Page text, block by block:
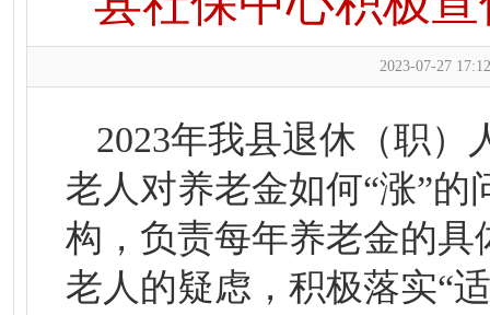
2023-07-27
2023年我县退休（职
老人对养老金如何“涨”
构，负责每年养老金的
老人的疑虑，积极落实“